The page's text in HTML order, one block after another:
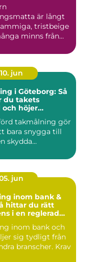
är långt
tristbeige
minns från
10. jun
i Göteborg: Så
du takets
och höjer
takmålning gör
bara snygga till
skydda...
jun
inom bank &
hittar du rätt
i en reglerad
inom bank och
sig tydligt från
branscher. Krav